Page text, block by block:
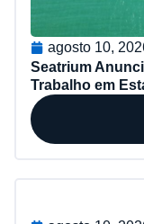
agosto 10,
Seatrium
Trabalho em